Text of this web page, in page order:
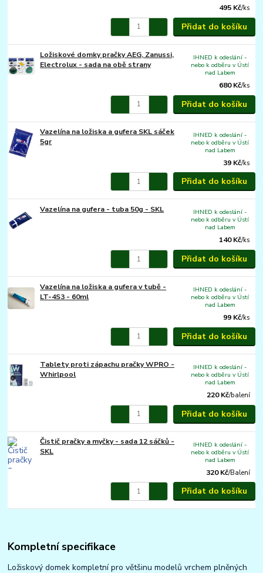
495 Kč/ks
Přidat do košíku
Ložiskové domky pračky AEG, Zanussi,
Electrolux - sada na obě strany
680 Kč/ks
IHNED k odeslání -
nebo k odběru v Ústí
nad Labem
Přidat do košíku
Vazelína na ložiska a gufera SKL sáček
5gr
39 Kč/ks
IHNED k odeslání -
nebo k odběru v Ústí
nad Labem
Přidat do košíku
Vazelína na gufera - tuba 50g - SKL
140 Kč/ks
IHNED k odeslání -
nebo k odběru v Ústí
nad Labem
Přidat do košíku
Vazelína na ložiska a gufera v tubě -
LT-4S3 - 60ml
99 Kč/ks
IHNED k odeslání -
nebo k odběru v Ústí
nad Labem
Přidat do košíku
Tablety proti zápachu pračky WPRO -
Whirlpool
220 Kč/balení
IHNED k odeslání -
nebo k odběru v Ústí
nad Labem
Přidat do košíku
Čistič pračky a myčky - sada 12 sáčků -
SKL
320 Kč/Balení
IHNED k odeslání -
nebo k odběru v Ústí
nad Labem
Přidat do košíku
Kompletní specifikace
Ložiskový domek kompletní pro většinu modelů vrchem plněných